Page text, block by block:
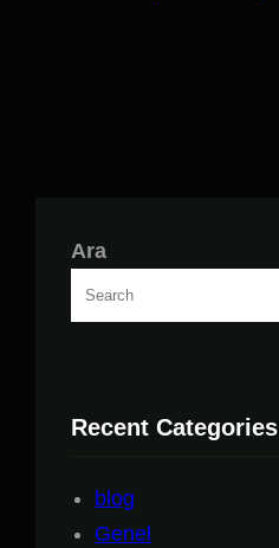
Ara
Recent Categories
blog
Genel